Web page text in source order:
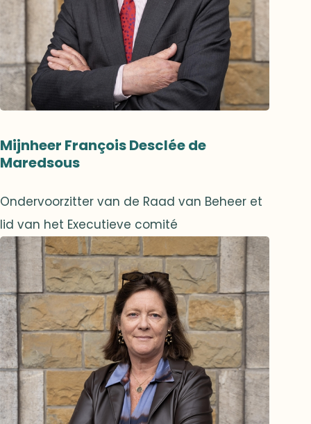
Mijnheer François Desclée de
Maredsous
Ondervoorzitter van de Raad van Beheer et
lid van het Executieve comité